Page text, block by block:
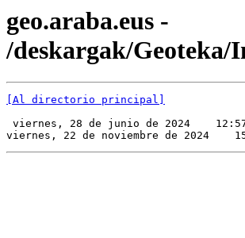
geo.araba.eus -
/deskargak/Geoteka/
[Al directorio principal]
viernes, 28 de junio de 2024
viernes, 22 de noviembre de 2024